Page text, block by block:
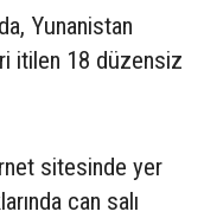
Yunanistan
itilen 18 düzensiz
sitesinde yer
can salı